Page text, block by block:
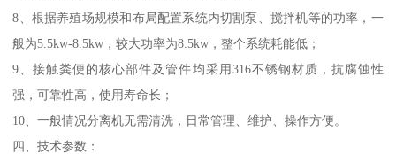
8、根据养殖场规模和布局配置系统内切割泵、搅拌机等的功率，一
般为5.5kw-8.5kw，较大功率为8.5kw，整个系统耗能低；
9、接触粪便的核心部件及管件均采用316不锈钢材质，抗腐蚀性
强，可靠性高，使用寿命长；
10、一般情况分离机无需清洗，日常管理、维护、操作方便。
四、技术参数：